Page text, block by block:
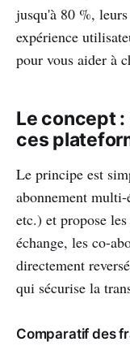
jusqu'à 80 %,
expérience
pour vous aider à
Le concept
ces
Le principe est
abonnement
etc.) et propose
échange, les co-
directement
qui sécurise la
Comparatif des